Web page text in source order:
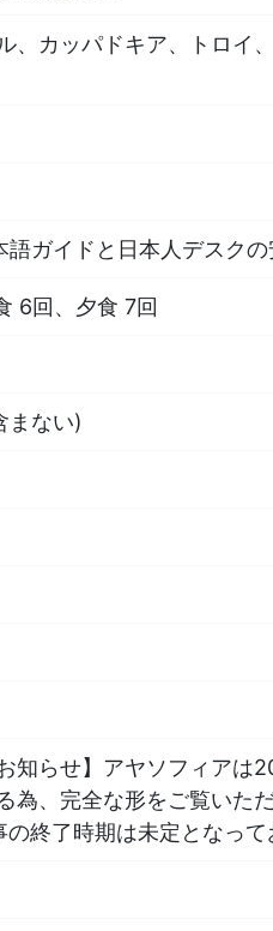
、カッパドキア、トロイ
語ガイドと日本人デスク
6回、夕食 7回
まない)
知らせ】アヤソフィア
為、完全な形をご覧いた
終了時期は未定となって